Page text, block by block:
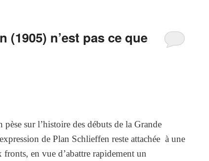
(1905) n’est pas ce que
sur l’histoire des débuts de la Grande
de Plan Schlieffen reste attachée à une
fronts, en vue d’abattre rapidement un